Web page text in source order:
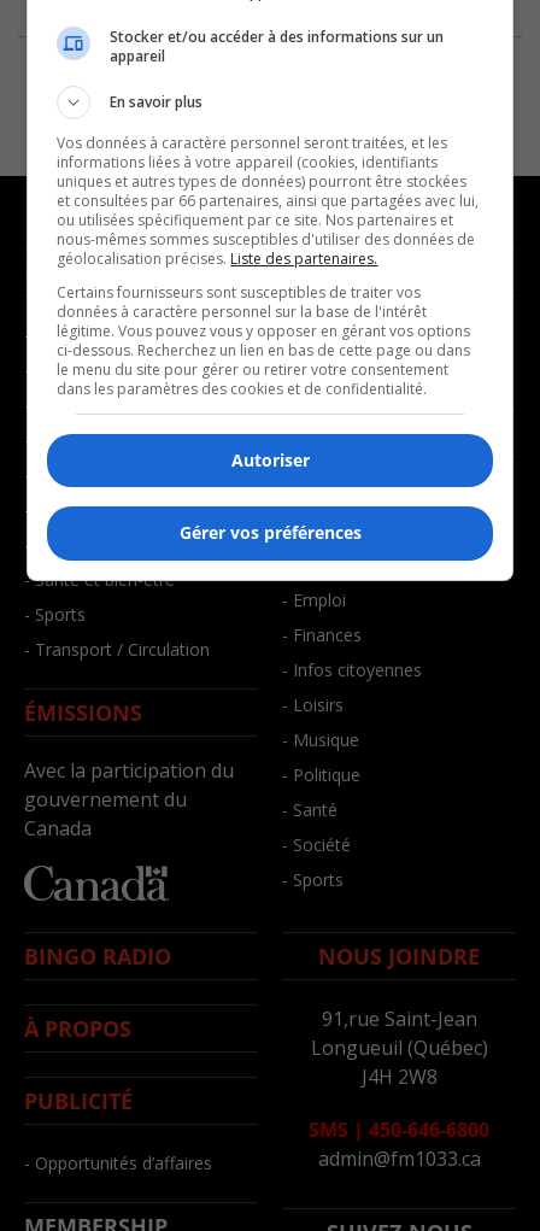
NOUVELLES
- Affaires municipales
- Communauté / Social
- Culture
- Économie
- Éducation
- Environnement
- Faits divers
- Santé et bien-être
- Sports
- Transport / Circulation
ÉMISSIONS
Avec la participation du
gouvernement du
Canada
MUSIQUE
- Décompte franco
- Joué récemment
BALADOS
- Art de vivre
- Bien-être
- Emploi
- Finances
- Infos citoyennes
- Loisirs
- Musique
- Politique
- Santé
- Société
- Sports
BINGO RADIO
À PROPOS
PUBLICITÉ
- Opportunités d’affaires
NOUS JOINDRE
91,rue Saint-Jean
Longueuil (Québec)
J4H 2W8
SMS | 450-646-6800
admin@fm1033.ca
Stocker et/ou accéder à des informations sur un
appareil
En savoir plus
Vos données à caractère personnel seront traitées, et les
informations liées à votre appareil (cookies, identifiants
uniques et autres types de données) pourront être stockées
et consultées par 66 partenaires, ainsi que partagées avec lui,
ou utilisées spécifiquement par ce site. Nos partenaires et
nous-mêmes sommes susceptibles d'utiliser des données de
géolocalisation précises. Liste des partenaires.
Certains fournisseurs sont susceptibles de traiter vos
données à caractère personnel sur la base de l'intérêt
légitime. Vous pouvez vous y opposer en gérant vos options
ci-dessous. Recherchez un lien en bas de cette page ou dans
le menu du site pour gérer ou retirer votre consentement
dans les paramètres des cookies et de confidentialité.
Autoriser
Gérer vos préférences